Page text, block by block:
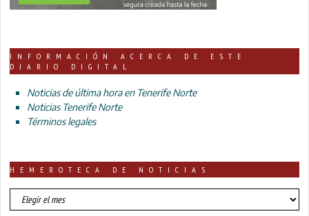
INFORMACIÓN ACERCA DE ESTE
DIARIO DIGITAL
Noticias de última hora en Tenerife Norte
Noticias Tenerife Norte
Términos legales
HEMEROTECA DE NOTICIAS
HEMEROTECA
DE